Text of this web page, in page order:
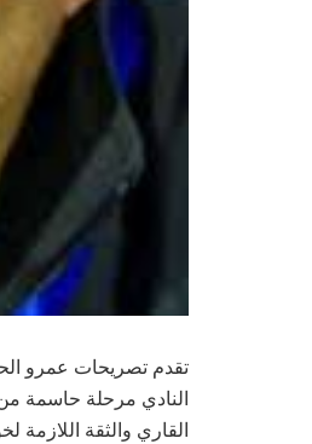
تقدم تصريحات عمرو
القاري والثقة